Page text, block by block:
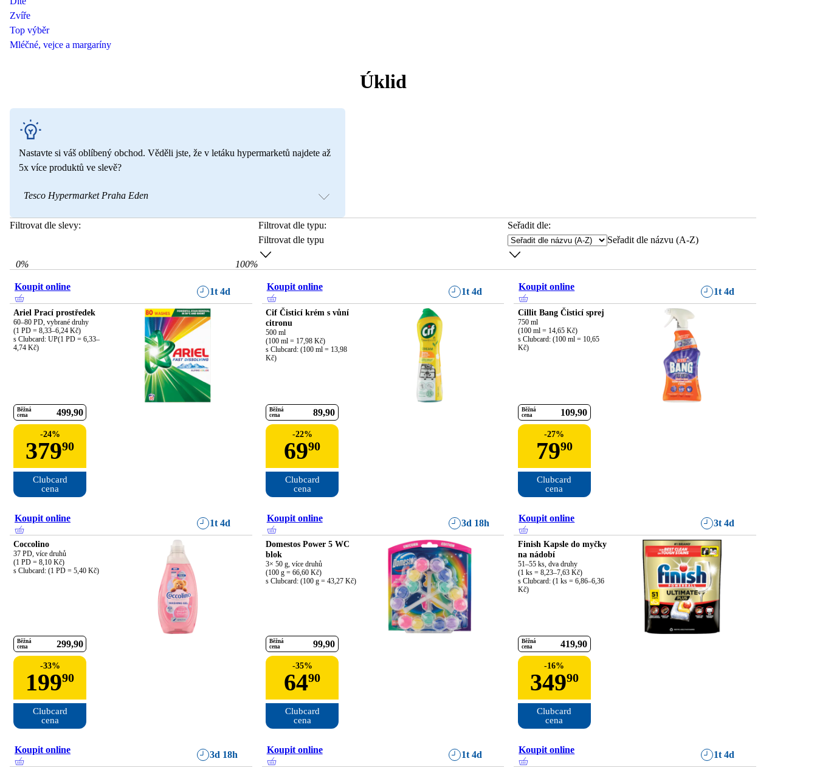
Zvíře
Top výběr
Mléčné, vejce a margaríny
Úklid
Nastavte si váš oblíbený obchod. Věděli jste, že v letáku hypermarketů najdete až
5x více produktů ve slevě?
Tesco Hypermarket Praha Eden
Filtrovat dle slevy:
0% 100%
Filtrovat dle typu:
Filtrovat dle typu
Seřadit dle:
Seřadit dle názvu (A-Z)
Koupit online 1t 4d
Ariel Prací prostředek
60–80 PD, vybrané druhy
(1 PD = 8,33–6,24 Kč)
s Clubcard: UP(1 PD = 6,33–
4,74 Kč)
Běžná
cena
499 90
-24%
37990
Clubcard
cena
Koupit online 1t 4d
Cif Čisticí krém s vůní
citronu
500 ml
(100 ml = 17,98 Kč)
s Clubcard: (100 ml = 13,98
Kč)
Běžná
cena
89 90
-22%
6990
Clubcard
cena
Koupit online 1t 4d
Cillit Bang Čisticí sprej
750 ml
(100 ml = 14,65 Kč)
s Clubcard: (100 ml = 10,65
Kč)
Běžná
cena
109 90
-27%
7990
Clubcard
cena
Koupit online 1t 4d
Coccolino
37 PD, více druhů
(1 PD = 8,10 Kč)
s Clubcard: (1 PD = 5,40 Kč)
Běžná
cena
299 90
-33%
19990
Clubcard
cena
Koupit online 3d 18h
Domestos Power 5 WC
blok
3× 50 g, více druhů
(100 g = 66,60 Kč)
s Clubcard: (100 g = 43,27 Kč)
Běžná
cena
99 90
-35%
6490
Clubcard
cena
Koupit online 3t 4d
Finish Kapsle do myčky
na nádobí
51–55 ks, dva druhy
(1 ks = 8,23–7,63 Kč)
s Clubcard: (1 ks = 6,86–6,36
Kč)
Běžná
cena
419 90
-16%
34990
Clubcard
cena
Koupit online 3d 18h Koupit online 1t 4d Koupit online 1t 4d